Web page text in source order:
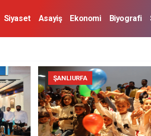
Siyaset Asayiş Ekonomi Biyografi
ŞANLIURFA